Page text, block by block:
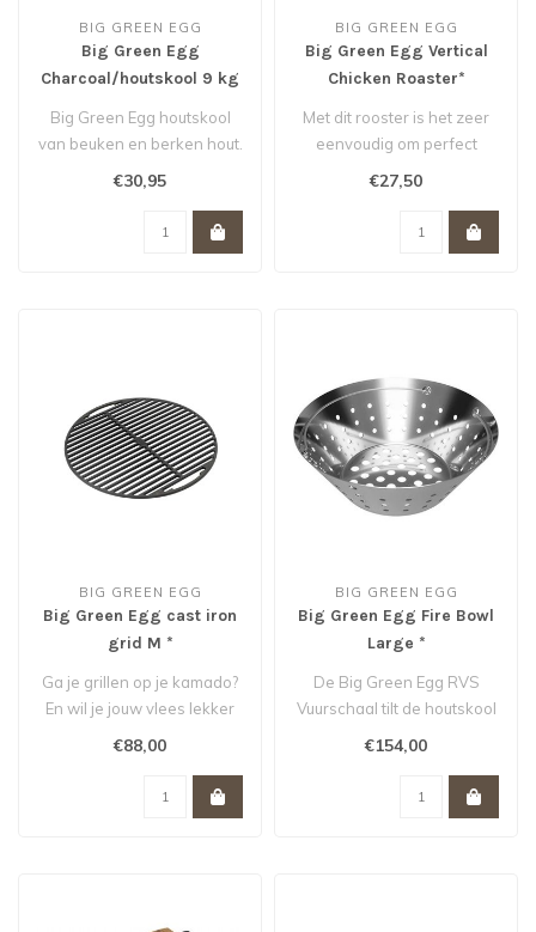
BIG GREEN EGG
Big Green Egg
Charcoal/houtskool 9 kg
Big Green Egg houtskool
van beuken en berken hout.
Geschikt voor de grote
€30,95
BIG GREEN EGG
Big Green Egg Vertical
Chicken Roaster*
Met dit rooster is het zeer
eenvoudig om perfect
gegrilde kip of kalkoen te
€27,50
BIG GREEN EGG
Big Green Egg cast iron
grid M *
Ga je grillen op je kamado?
En wil je jouw vlees lekker
€88,00
BIG GREEN EGG
Big Green Egg Fire Bowl
Large *
De Big Green Egg RVS
Vuurschaal tilt de houtskool
€154,00